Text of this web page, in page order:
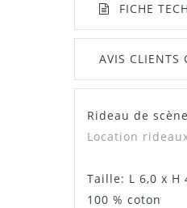
FICHE
AVIS CLIENTS
Dispo
Rideau de
Location
Taille: L 6,0 x H
100 % coton